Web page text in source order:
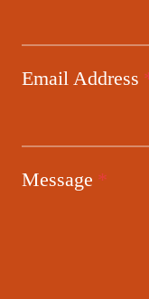
Email Address
Message *